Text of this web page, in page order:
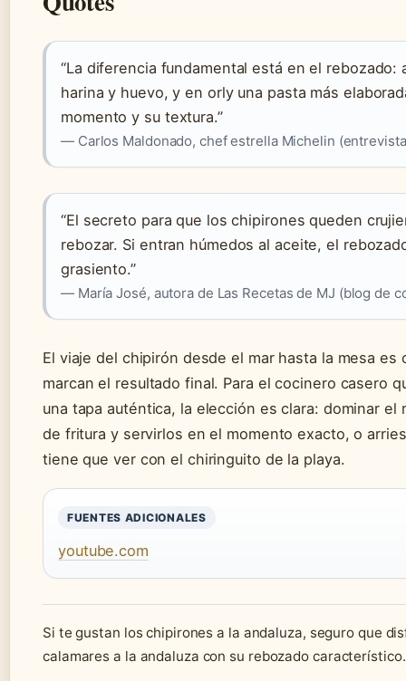
“La diferencia fundamental está en el rebozado:
harina y huevo, y en orly una pasta más
momento y su textura.”
— Carlos Maldonado, chef estrella Michelin
“El secreto para que los chipirones queden
rebozar. Si entran húmedos al aceite, el
grasiento.”
— María José, autora de Las Recetas de MJ (blog de
El viaje del chipirón desde el mar hasta la mesa
marcan el resultado final. Para el cocinero casero
una tapa auténtica, la elección es clara: dominar
de fritura y servirlos en el momento exacto, o
tiene que ver con el chiringuito de la playa.
FUENTES ADICIONALES
youtube.com
Si te gustan los chipirones a la andaluza, seguro que
calamares a la andaluza con su rebozado característico.